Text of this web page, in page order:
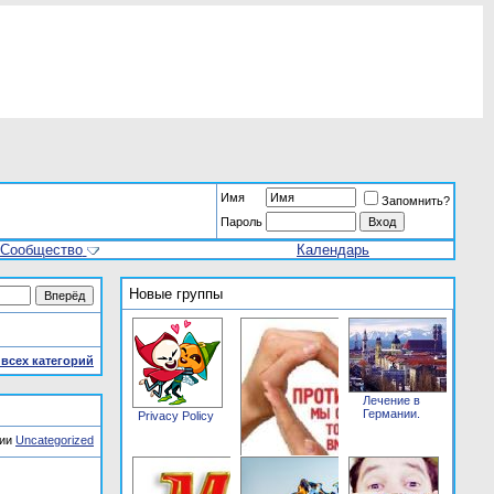
Имя
Запомнить?
Пароль
Сообщество Календарь
категорий
Uncategorized
Новые группы
Privacy Policy
Лечение в
Германии.